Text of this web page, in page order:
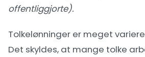
offentliggjorte).
Tolkelønninger er meget
Det skyldes, at mange tolke